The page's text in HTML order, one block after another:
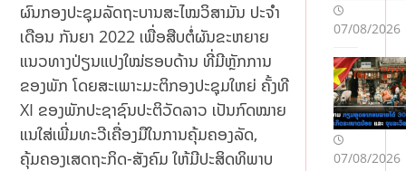
ຜົນກອງປະຊຸມລັດຖະບານສະໄໝວິສາມັນ ປະຈໍາ
ເດືອນ ກັນຍາ 2022 ເພື່ອສືບຕໍ່ຜັນຂະຫຍາຍ
ແນວທາງປ່ຽນແປງໃໝ່ຮອບດ້ານ ທີ່ມີຫຼັກການ
ຂອງພັກ ໂດຍສະເພາະມະຕິກອງປະຊຸມໃຫຍ່ ຄັ້ງທີ
XI ຂອງພັກປະຊາຊົນປະຕິວັດລາວ ເປັນກົດໝາຍ
ແນໃສ່ເພີ່ມທະວີເຄື່ອງມືໃນການຄຸ້ມຄອງລັດ,
ຄຸ້ມຄອງເສດຖະກິດ-ສັງຄົມ ໃຫ້ມີປະສິດທິພາບ
07/08/2026
07/08/2026